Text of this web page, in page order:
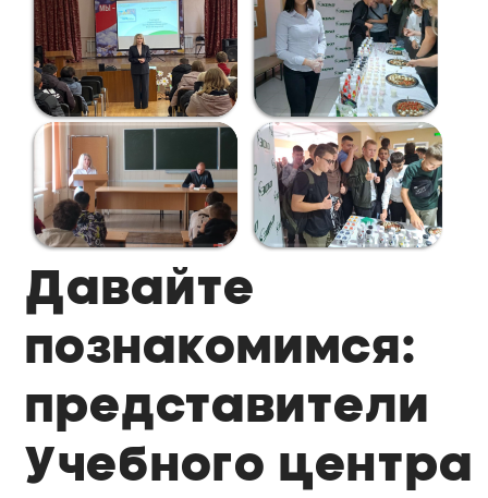
Давайте
познакомимся:
представители
Учебного центра